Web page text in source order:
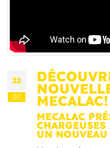
22
07 MECALAC!
MECALAC
UN